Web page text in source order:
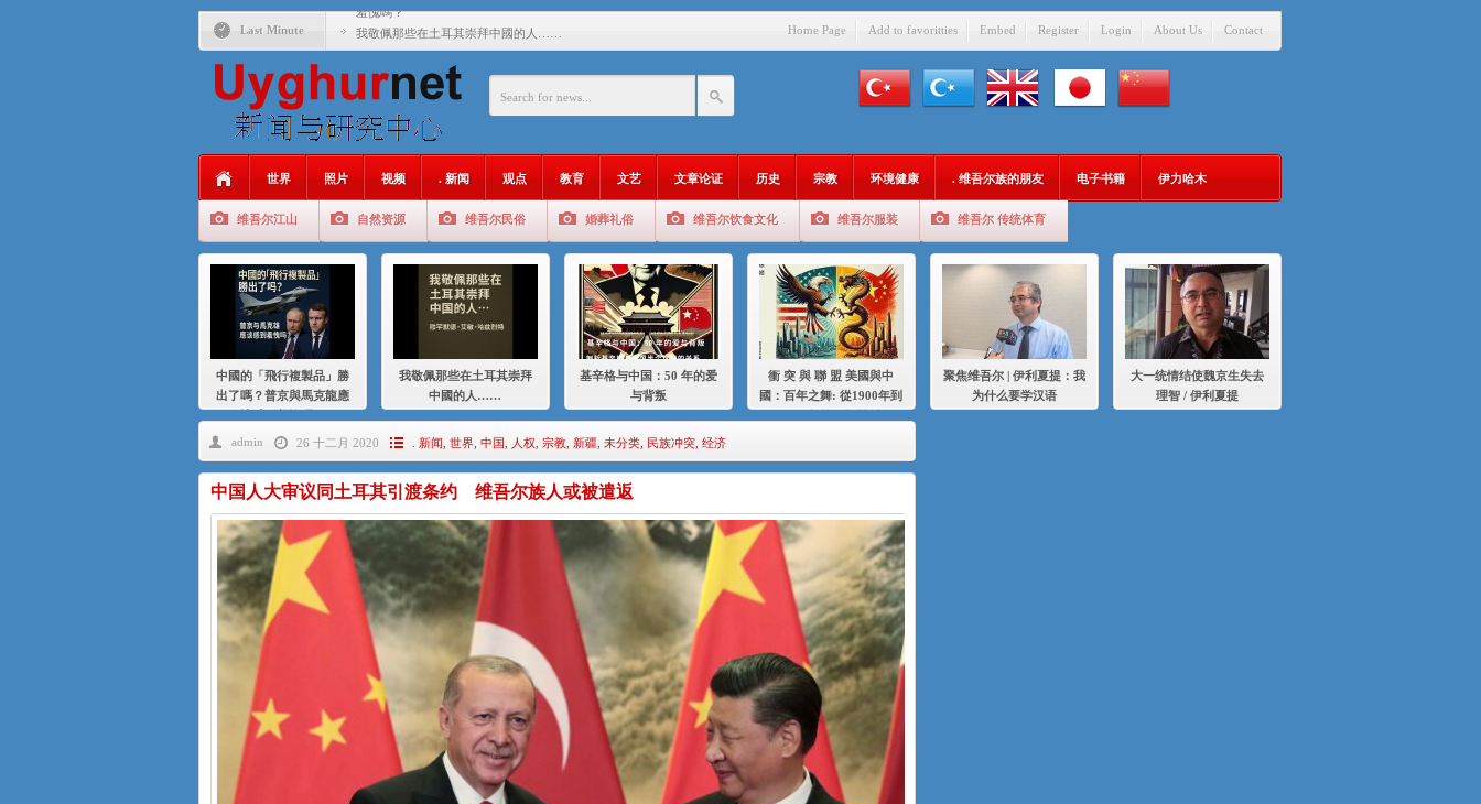
Last Minute
羞愧嗎？
我敬佩那些在土耳其崇拜中國的人……
基辛格与中国：50 年的爱与背叛
年的百年關係
大一统情结使魏京生失去理智 / 伊利夏提
伊利夏提：在自责与内疚中的挣扎
伊利夏提：消失在集中营的红衣女孩
伊利夏提：维吾尔种族灭绝
Home Page Add to favoritties Embed Register Login About Us Contact
世界 照片 视频 . 新闻 观点 教育 文艺 文章论证 历史 宗教 环境健康 . 维吾尔族的朋友 电子书籍 伊力哈木
维吾尔江山 自然资源 维吾尔民俗 婚葬礼俗 维吾尔饮食文化 维吾尔服装 维吾尔 传统体育
中國的「飛行複製品」勝
出了嗎？普京與馬克龍應
我敬佩那些在土耳其崇拜
中國的人……
基辛格与中国：50 年的爱
与背叛
衝 突 與 聯 盟 美國與中
國：百年之舞: 從1900年到
聚焦维吾尔 | 伊利夏提：我
为什么要学汉语
大一统情结使魏京生失去
理智 / 伊利夏提
admin 26 十二月 2020 . 新闻 世界, 中国 人权 宗教, 新疆, 未分类, 民族冲突, 经济
中国人大审议同土耳其引渡条约 维吾尔族人或被遣返